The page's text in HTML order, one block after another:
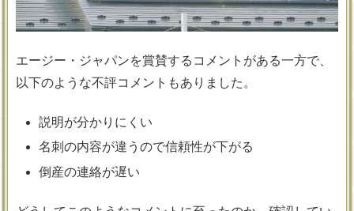
エージー・ジャパンを賞賛するコメントがある一方で、
以下のような不評コメントもありました。
説明が分かりにくい
名刺の内容が違うので信頼性が下がる
倒産の連絡が遅い